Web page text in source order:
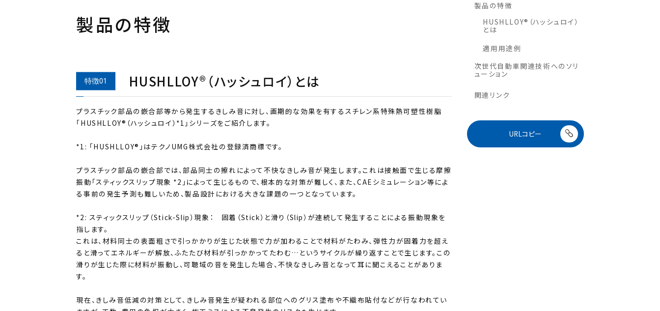
製品の特徴
HUSHLLOY®（ハッシュロイ）とは
プラスチック部品の嵌合部等から発生するきしみ音に対し、画期的な効果を有するスチレン系特殊熱可塑性樹脂
「HUSHLLOY®（ハッシュロイ）*1」シリーズをご紹介します。
*1: 「HUSHLLOY®」はテクノUMG株式会社の登録済商標です。
プラスチック部品の嵌合部では、部品同士の擦れによって不快なきしみ音が発生します。これは接触面で生じる摩擦
振動「スティックスリップ現象 *2」によって生じるもので、根本的な対策が難しく、また、CAEシミュレーション等によ
る事前の発生予測も難しいため、製品設計における大きな課題の一つとなっています。
*2: スティックスリップ（Stick-Slip）現象： 固着（Stick）と滑り（Slip）が連続して発生することによる振動現象を
指します。
これは、材料同士の表面粗さで引っかかりが生じた状態で力が加わることで材料がたわみ、弾性力が固着力を超え
ると滑ってエネルギーが解放、ふたたび材料が引っかかってたわむ…というサイクルが繰り返すことで生じます。この
滑りが生じた際に材料が振動し、可聴域の音を発生した場合、不快なきしみ音となって耳に聞こえることがありま
す。
現在、きしみ音低減の対策として、きしみ音発生が疑われる部位へのグリス塗布や不織布貼付などが行なわれてい
製品の特徴
HUSHLLOY®（ハッシュロイ）
とは
適用用途例
次世代自動車関連技術へのソリ
ューション
関連リンク
URLコピー